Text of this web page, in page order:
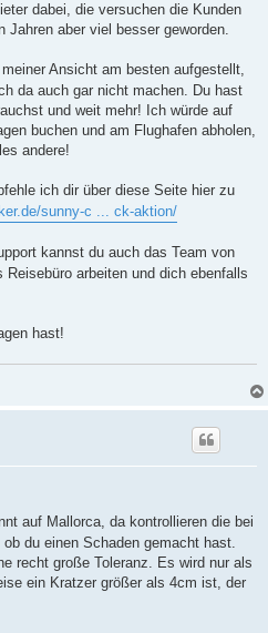
dabei, die versuchen die Kunden
aber viel besser geworden.
Ansicht am besten aufgestellt,
da auch gar nicht machen. Du hast
und weit mehr! Ich würde auf
buchen und am Flughafen abholen,
andere!
ich dir über diese Seite hier zu
sunny-c ... ck-aktion/
kannst du auch das Team von
arbeiten und dich ebenfalls
hast!
auf Mallorca, da kontrollieren die bei
du einen Schaden gemacht hast.
recht große Toleranz. Es wird nur als
ein Kratzer größer als 4cm ist, der